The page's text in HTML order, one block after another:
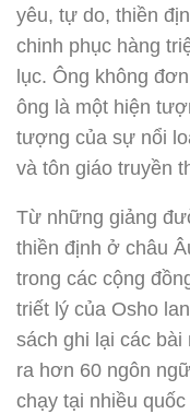
yêu, tự do, thiền
chinh phục hàng
lục. Ông không
ông là một hiện
tượng của sự nổi
và tôn giáo truyền
Từ những giảng
thiền định ở châu
trong các cộng
triết lý của Osho
sách ghi lại các
ra hơn 60 ngôn
chạy tại nhiều quốc